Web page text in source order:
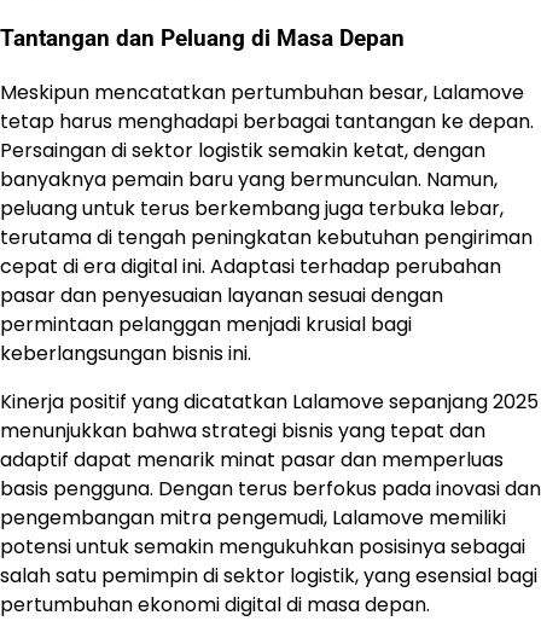
Tantangan dan Peluang di Masa Depan
Meskipun mencatatkan pertumbuhan besar, Lalamove
tetap harus menghadapi berbagai tantangan ke depan.
Persaingan di sektor logistik semakin ketat, dengan
banyaknya pemain baru yang bermunculan. Namun,
peluang untuk terus berkembang juga terbuka lebar,
terutama di tengah peningkatan kebutuhan pengiriman
cepat di era digital ini. Adaptasi terhadap perubahan
pasar dan penyesuaian layanan sesuai dengan
permintaan pelanggan menjadi krusial bagi
keberlangsungan bisnis ini.
Kinerja positif yang dicatatkan Lalamove sepanjang 2025
menunjukkan bahwa strategi bisnis yang tepat dan
adaptif dapat menarik minat pasar dan memperluas
basis pengguna. Dengan terus berfokus pada inovasi dan
pengembangan mitra pengemudi, Lalamove memiliki
potensi untuk semakin mengukuhkan posisinya sebagai
salah satu pemimpin di sektor logistik, yang esensial bagi
pertumbuhan ekonomi digital di masa depan.